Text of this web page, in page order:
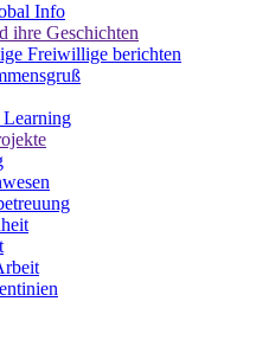
Info
ihre Geschichten
Freiwillige berichten
Learning